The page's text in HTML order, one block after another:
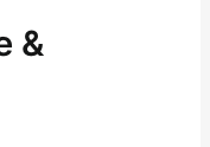
&